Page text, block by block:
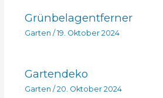
Grünbelagentferner
Garten / 19. Oktober 2024
Gartendeko
Garten /20. Oktober 2024